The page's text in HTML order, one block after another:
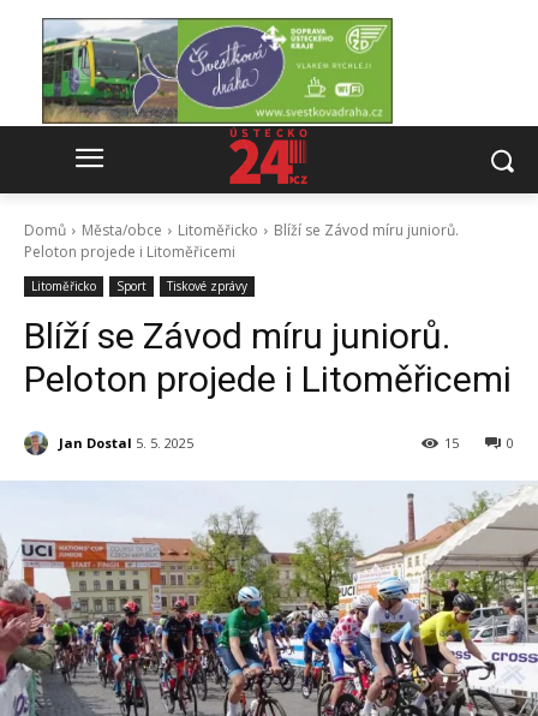
Domů Města/obce Litoměřicko
Blíží se Závod míru juniorů.
Peloton projede i Litoměřicemi
Litoměřicko Sport Tiskové zprávy
Blíží se Závod míru juniorů.
Peloton projede i Litoměřicemi
Jan Dostal 5. 5. 2025 0
15